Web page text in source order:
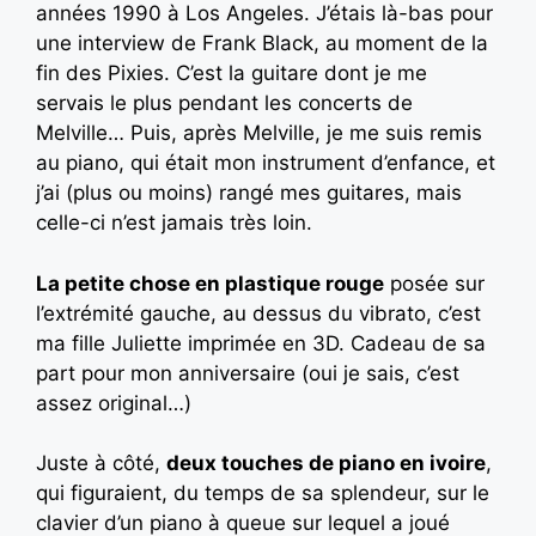
années 1990 à Los Angeles. J’étais là-bas pour
une interview de Frank Black, au moment de la
fin des Pixies. C’est la guitare dont je me
servais le plus pendant les concerts de
Melville… Puis, après Melville, je me suis remis
au piano, qui était mon instrument d’enfance, et
j’ai (plus ou moins) rangé mes guitares, mais
celle-ci n’est jamais très loin.
La petite chose en plastique rouge posée sur
l’extrémité gauche, au dessus du vibrato, c’est
ma fille Juliette imprimée en 3D. Cadeau de sa
part pour mon anniversaire (oui je sais, c’est
assez original…)
Juste à côté, deux touches de piano en ivoire,
qui figuraient, du temps de sa splendeur, sur le
clavier d’un piano à queue sur lequel a joué